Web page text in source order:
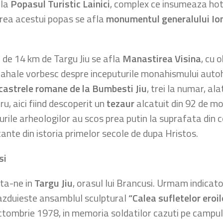
Popasul Turistic Lainici, complex ce insumeaza
acestui popas se aflamonumentul generalului
14 km de Targu Jiu se afla Manastirea Visina, cu
vorbesc despre inceputurile monahismului
romane de la Bumbesti Jiu, trei la numar,
aici fiind descoperit untezauralcatuit din 92 de
arheologilor au scos prea putin la suprafata din
din istoria primelor secole de dupa Hristos.
ne inTargu Jiu, orasul lui Brancusi. Urmam
ansamblul sculptural“Calea sufletelor
1978, in memoria soldatilor cazuti pe